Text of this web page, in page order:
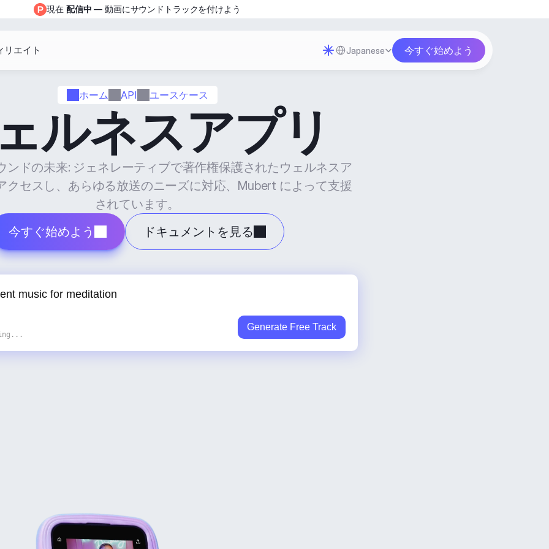
ホーム API ユースケース
ルネスアプリ
ンドの未来: ジェネレーティブで著作権保護されたウェルネスア
クセスし、あらゆる放送のニーズに対応、Mubert によって支援
されています。
今すぐ始めよう
ドキュメントを見る
Generate Free Track
現在 配信中 — 動画にサウンドトラックを付けよう
リエイト Select Language
Japanese 今すぐ始めよう